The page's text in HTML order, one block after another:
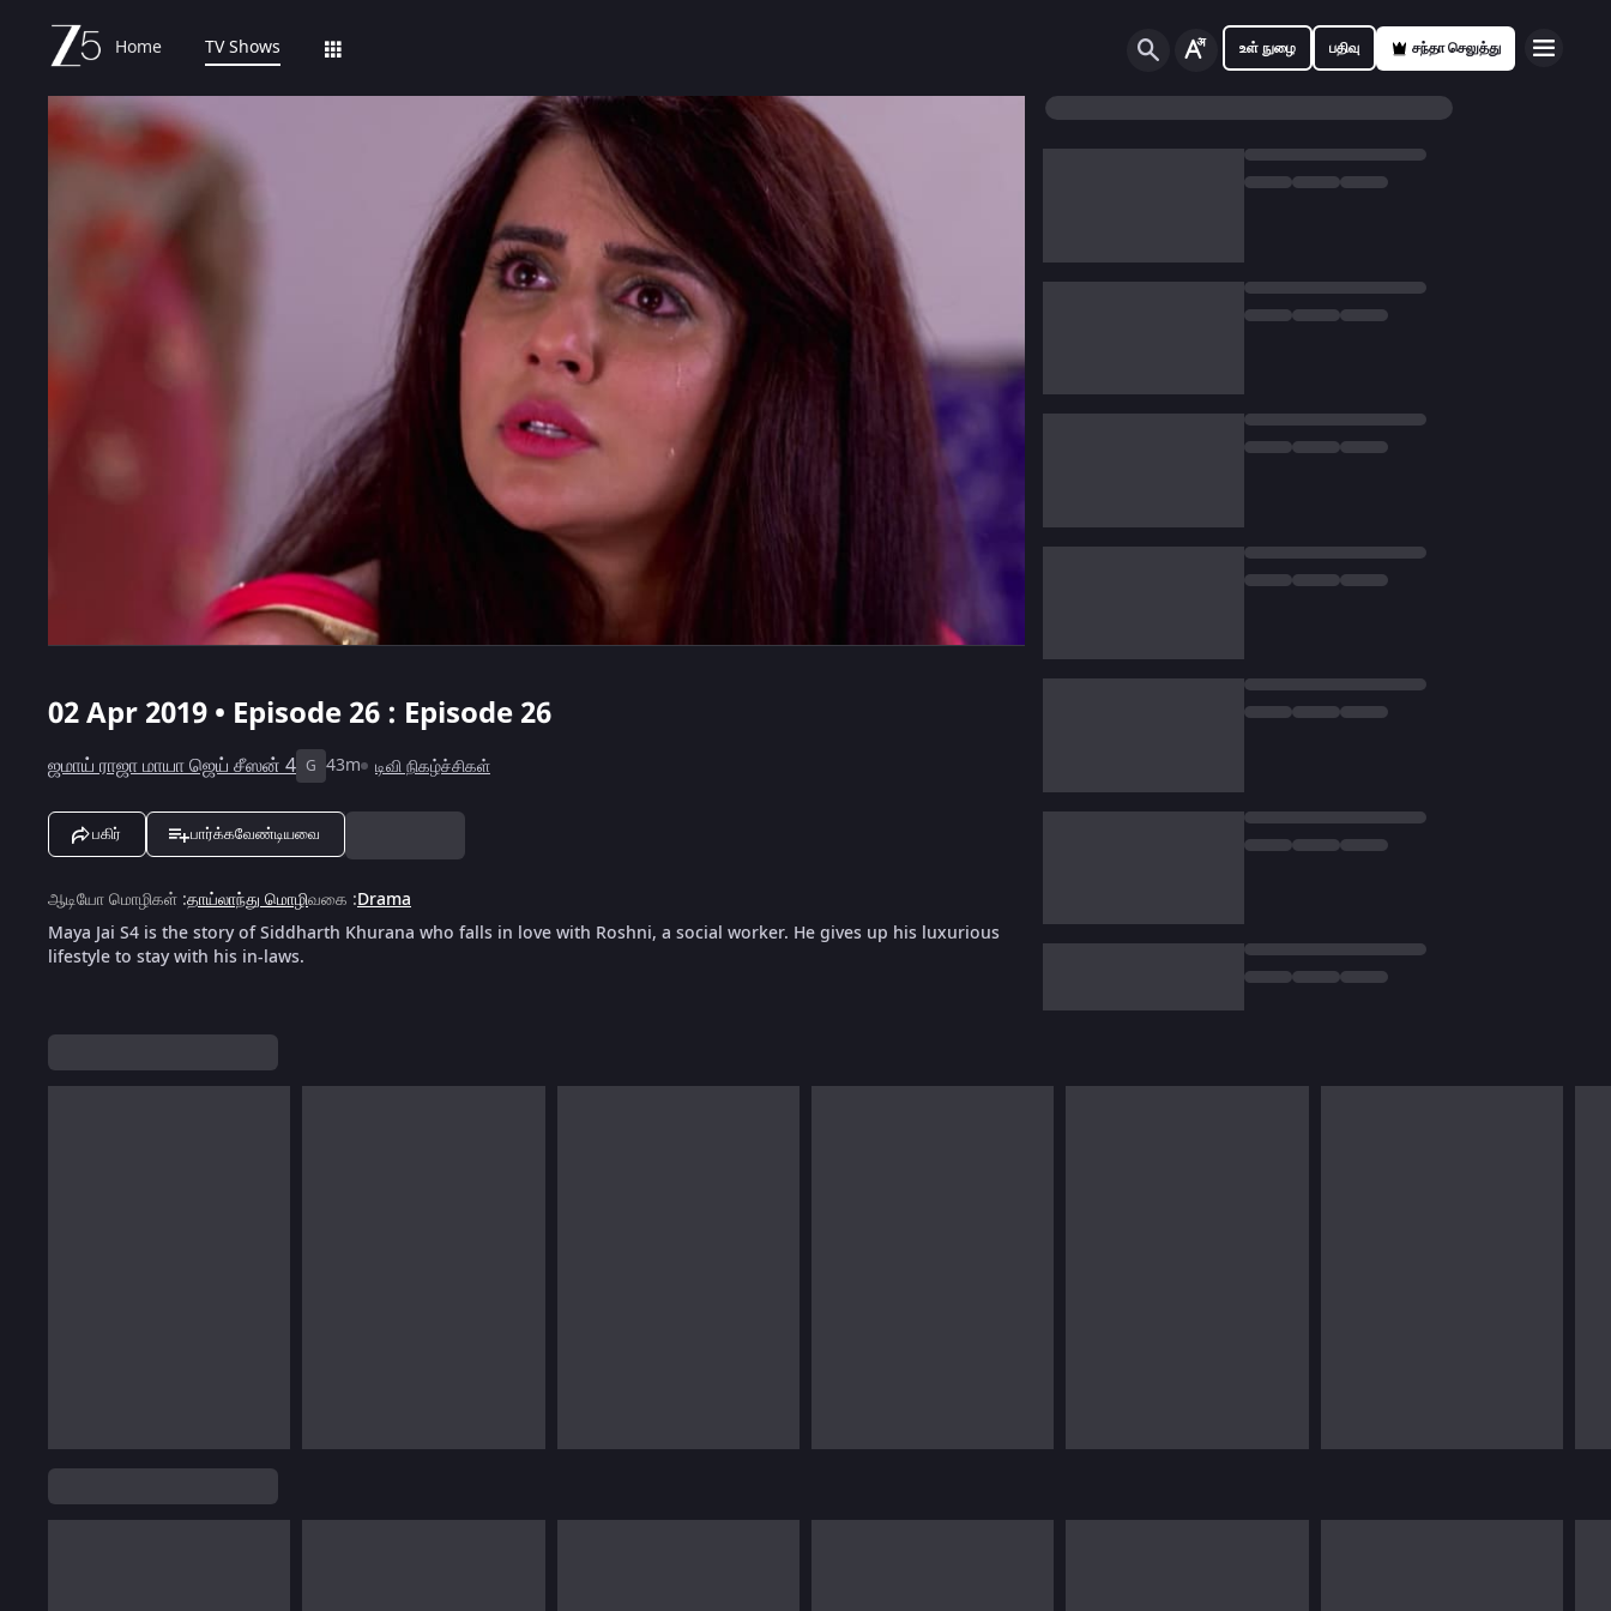
Home TV Shows உள் நுழை பதிவு சந்தா செலுத்து
02 Apr 2019 • Episode 26 : Episode 26
ஜமாய் ராஜா மாயா ஜெய் சீஸன் 4 G 43m டிவி நிகழ்ச்சிகள்
பகிர் பார்க்கவேண்டியவை
ஆடியோ மொழிகள் :தாய்லாந்து மொழிவகை :Drama
Maya Jai S4 is the story of Siddharth Khurana who falls in love with Roshni, a social worker. He gives up his luxurious
lifestyle to stay with his in-laws.